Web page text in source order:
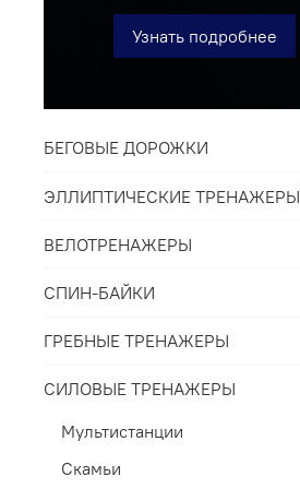
Узнать подробнее
БЕГОВЫЕ ДОРОЖКИ
ЭЛЛИПТИЧЕСКИЕ ТРЕНАЖЕРЫ
ВЕЛОТРЕНАЖЕРЫ
СПИН-БАЙКИ
ГРЕБНЫЕ ТРЕНАЖЕРЫ
СИЛОВЫЕ ТРЕНАЖЕРЫ
Мультистанции
Скамьи